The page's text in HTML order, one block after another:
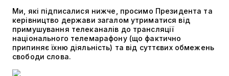
Ми, які підписалися нижче, просимо Президента та
керівництво держави загалом утриматися від
примушування телеканалів до трансляції
національного телемарафону (що фактично
припиняє їхню діяльність) та від суттєвих обмежень
свободи слова.